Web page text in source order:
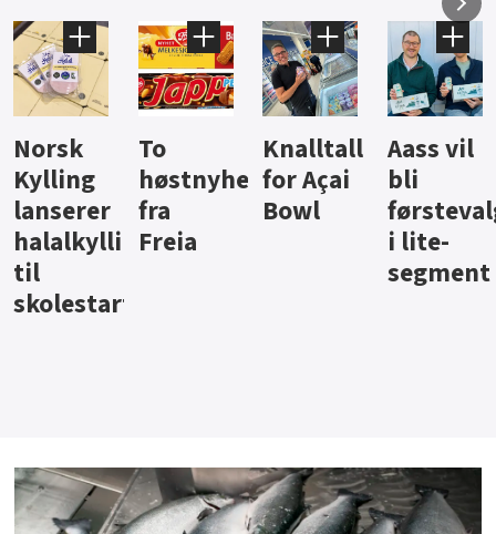
Knalltall
for Açai
Bowl
Aass vil
bli
førstevalg
i lite-
Brus og
jus fra
Berentsen
Hard
iste fra
Hansa